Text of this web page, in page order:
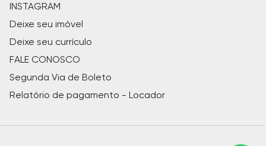
INSTAGRAM
Deixe seu imóvel
Deixe seu currículo
FALE CONOSCO
Segunda Via de Boleto
Relatório de pagamento - Locador